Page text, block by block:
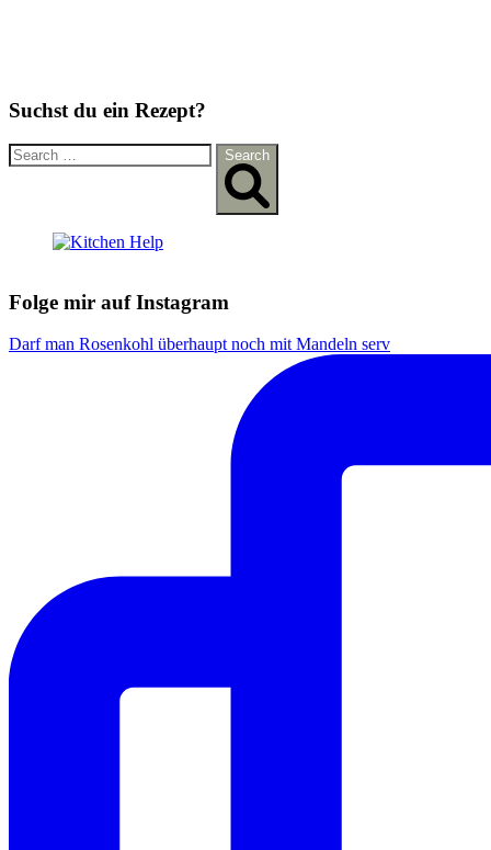
Suchst du ein Rezept?
S
e
r
Search
Folge mir auf Instagram
Darf man Rosenkohl überhaupt noch mit Mandeln serv